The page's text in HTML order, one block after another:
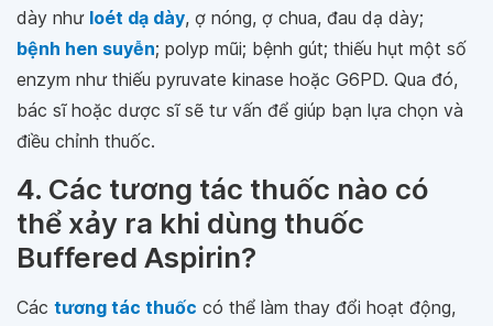
dày như loét dạ dày, ợ nóng, ợ chua, đau dạ dày;
bệnh hen suyễn; polyp mũi; bệnh gút; thiếu hụt một số
enzym như thiếu pyruvate kinase hoặc G6PD. Qua đó,
bác sĩ hoặc dược sĩ sẽ tư vấn để giúp bạn lựa chọn và
điều chỉnh thuốc.
4. Các tương tác thuốc nào có
thể xảy ra khi dùng thuốc
Buffered Aspirin?
Các tương tác thuốc có thể làm thay đổi hoạt động,